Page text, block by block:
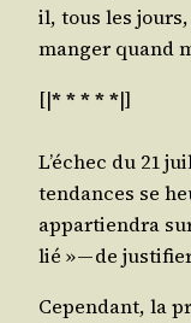
il, tous les
man­ger quand
[|* * * * *|]
L’é­chec du 21
ten­dances se
appar­tien­dra
lié » — de
Cepen­dant, la